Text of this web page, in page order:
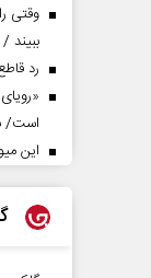
وقتی
ببیند
رد
است/
این